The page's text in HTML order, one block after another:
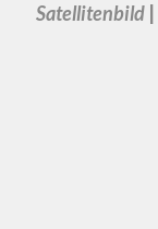
Satellitenbild